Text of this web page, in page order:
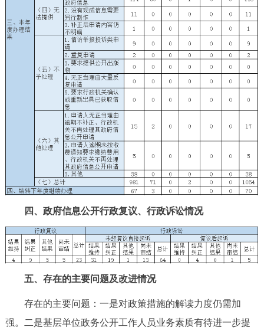
四、政府信息公开行政复议、行政诉讼情况
五、存在的主要问题及改进情况
存在的主要问题：一是对政策措施的解读力度仍需加
强。二是基层单位政务公开工作人员业务素质有待进一步提